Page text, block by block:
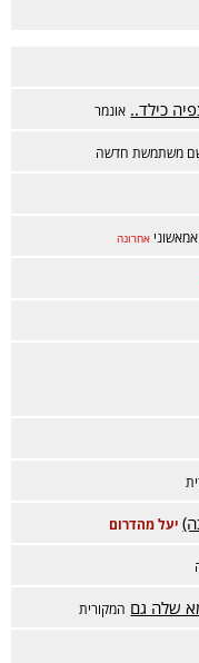
כילד.. אונמר
משתמשת חדשה
אמאשוני אחרונה
יעל מהדרום
שלה גם המקורית